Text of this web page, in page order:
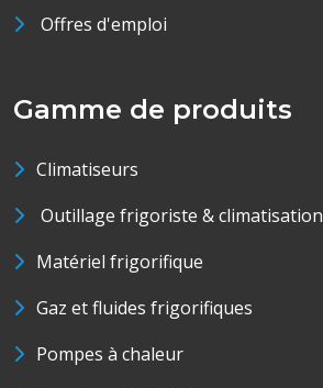
Offres d'emploi
Gamme de produits
Climatiseurs
Outillage frigoriste & climatisation
Matériel frigorifique
Gaz et fluides frigorifiques
Pompes à chaleur